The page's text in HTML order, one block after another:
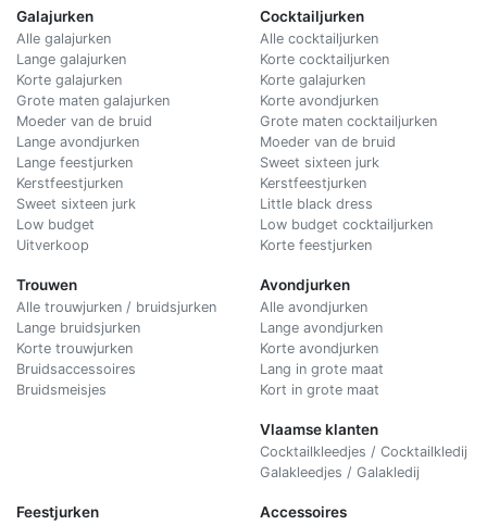
Galajurken
Alle galajurken
Lange galajurken
Korte galajurken
Grote maten galajurken
Moeder van de bruid
Lange avondjurken
Lange feestjurken
Kerstfeestjurken
Sweet sixteen jurk
Low budget
Uitverkoop
Trouwen
Alle trouwjurken / bruidsjurken
Lange bruidsjurken
Korte trouwjurken
Bruidsaccessoires
Bruidsmeisjes
Cocktailjurken
Alle cocktailjurken
Korte cocktailjurken
Korte galajurken
Korte avondjurken
Grote maten cocktailjurken
Moeder van de bruid
Sweet sixteen jurk
Kerstfeestjurken
Little black dress
Low budget cocktailjurken
Korte feestjurken
Avondjurken
Alle avondjurken
Lange avondjurken
Korte avondjurken
Lang in grote maat
Kort in grote maat
Vlaamse klanten
Cocktailkleedjes / Cocktailkledij
Galakleedjes / Galakledij
Feestjurken Accessoires